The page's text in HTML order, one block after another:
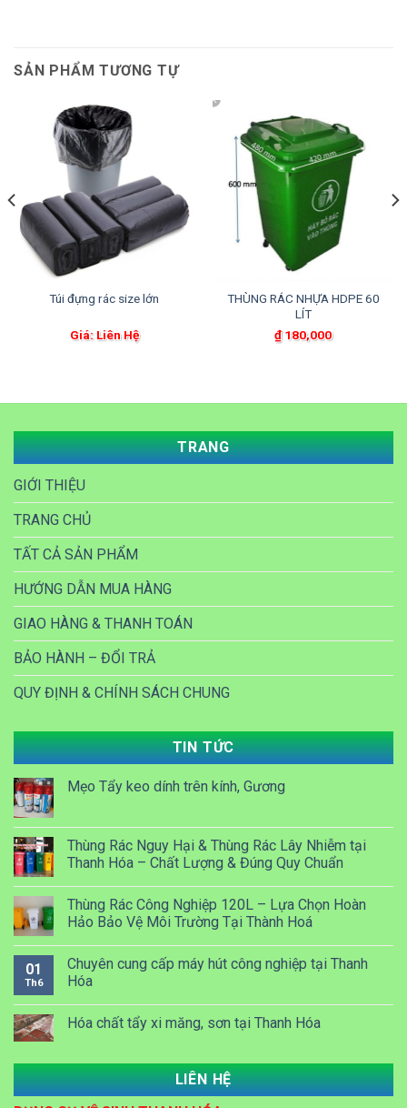
SẢN PHẨM TƯƠNG TỰ
Túi đựng rác size lớn
Giá: Liên Hệ
THÙNG RÁC NHỰA HDPE 60
LÍT
₫180,000
TRANG
GIỚI THIỆU
TRANG CHỦ
TẤT CẢ SẢN PHẨM
HƯỚNG DẪN MUA HÀNG
GIAO HÀNG & THANH TOÁN
BẢO HÀNH – ĐỔI TRẢ
QUY ĐỊNH & CHÍNH SÁCH CHUNG
TIN TỨC
Mẹo Tẩy keo dính trên kính, Gương
Thùng Rác Nguy Hại & Thùng Rác Lây Nhiễm tại
Thanh Hóa – Chất Lượng & Đúng Quy Chuẩn
Thùng Rác Công Nghiệp 120L – Lựa Chọn Hoàn
Hảo Bảo Vệ Môi Trường Tại Thành Hoá
01
Th6
Chuyên cung cấp máy hút công nghiệp tại Thanh
Hóa
Hóa chất tẩy xi măng, sơn tại Thanh Hóa
Dung dịch Lau kính công nghiệp tại Thanh Hóa
LIÊN HỆ